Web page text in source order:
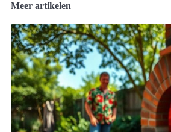
Meer artikelen